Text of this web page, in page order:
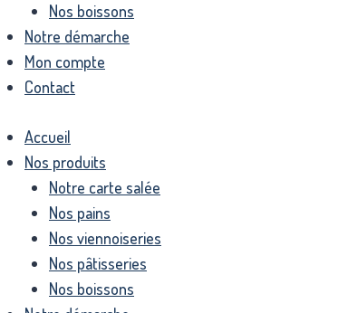
Nos boissons
Notre démarche
Mon compte
Contact
Accueil
Nos produits
Notre carte salée
Nos pains
Nos viennoiseries
Nos pâtisseries
Nos boissons